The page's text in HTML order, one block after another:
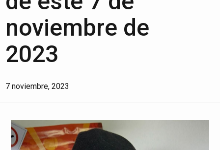
noviembre de
2023
7 noviembre, 2023